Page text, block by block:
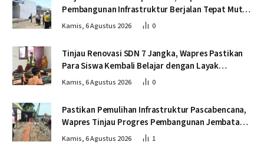
Pembangunan Infrastruktur Berjalan Tepat Mutu
dan Tepat Waktu
Kamis, 6 Agustus 2026 0
Tinjau Renovasi SDN 7 Jangka, Wapres Pastikan
Para Siswa Kembali Belajar dengan Layak
Pascabencana
Kamis, 6 Agustus 2026 0
Pastikan Pemulihan Infrastruktur Pascabencana,
Wapres Tinjau Progres Pembangunan Jembatan
Krueng Tingkeum Bireuen
Kamis, 6 Agustus 2026 1